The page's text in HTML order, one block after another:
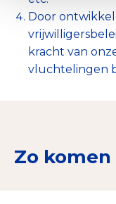
Door
kracht van
vluchtelingen
Zo